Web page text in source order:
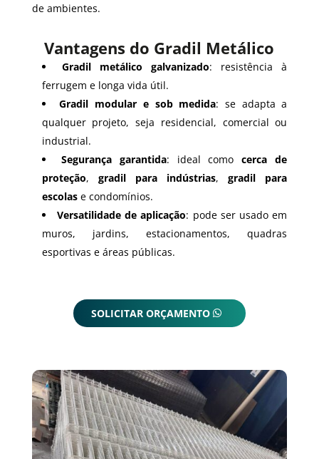
de ambientes.
Vantagens do Gradil Metálico
Gradil metálico galvanizado: resistência à
ferrugem e longa vida útil.
Gradil modular e sob medida: se adapta a
qualquer projeto, seja residencial, comercial ou
industrial.
Segurança garantida: ideal comocerca de
proteção, gradil para indústrias,gradil para
escolase condomínios.
Versatilidade de aplicação: pode ser usado em
muros, jardins, estacionamentos, quadras
esportivas e áreas públicas.
SOLICITAR ORÇAMENTO